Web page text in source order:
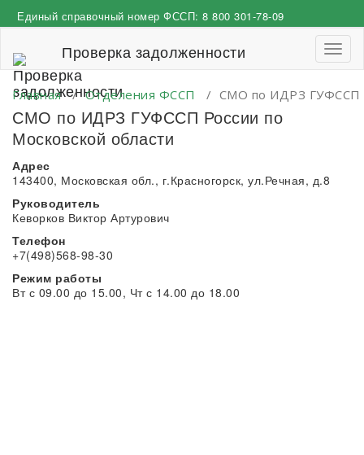
к
Единый справочный номер ФССП: 8 800 301-78-09
Проверка задолженности
Главная/Отделения ФССП / СМО по ИДРЗ ГУФССП
СМО по ИДРЗ ГУФССП России по
Московской области
Адрес
143400, Московская обл., г.Красногорск, ул.Речная, д.8
Руководитель
Кеворков Виктор Артурович
Телефон
+7(498)568-98-30
Режим работы
Вт с 09.00 до 15.00, Чт с 14.00 до 18.00